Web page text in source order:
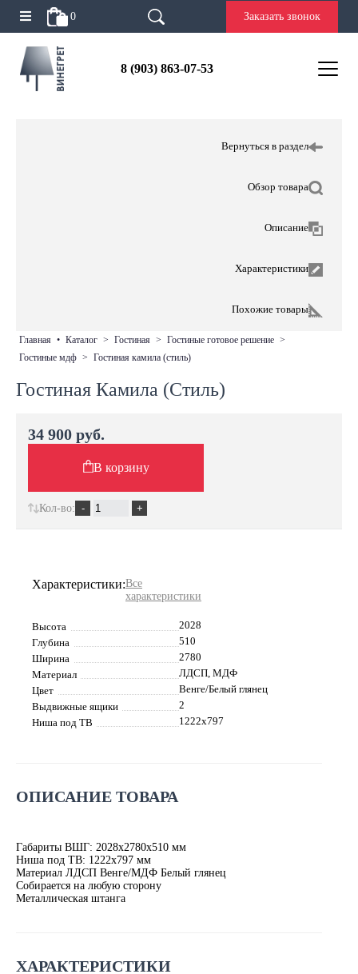
0 Заказать звонок
8 (903) 863-07-53
Вернуться в раздел
Обзор товара
Описание
Характеристики
Похожие товары
главная • каталог > гостиная > гостиные готовое решение >
гостиные мдф > гостиная камила (стиль)
Гостиная Камила (Стиль)
Характеристики:Все
характеристики
Высота
2028
Глубина
510
Ширина
2780
Материал
ЛДСП, МДФ
Цвет
Венге/Белый глянец
Выдвижные ящики
2
Ниша под ТВ
1222х797
ОПИСАНИЕ ТОВАРА
Габариты ВШГ: 2028х2780х510 мм
Ниша под ТВ: 1222х797 мм
Материал ЛДСП Венге/МДФ Белый глянец
Собирается на любую сторону
Металлическая штанга
ХАРАКТЕРИСТИКИ
34 900 руб.
В корзину
Кол-во: